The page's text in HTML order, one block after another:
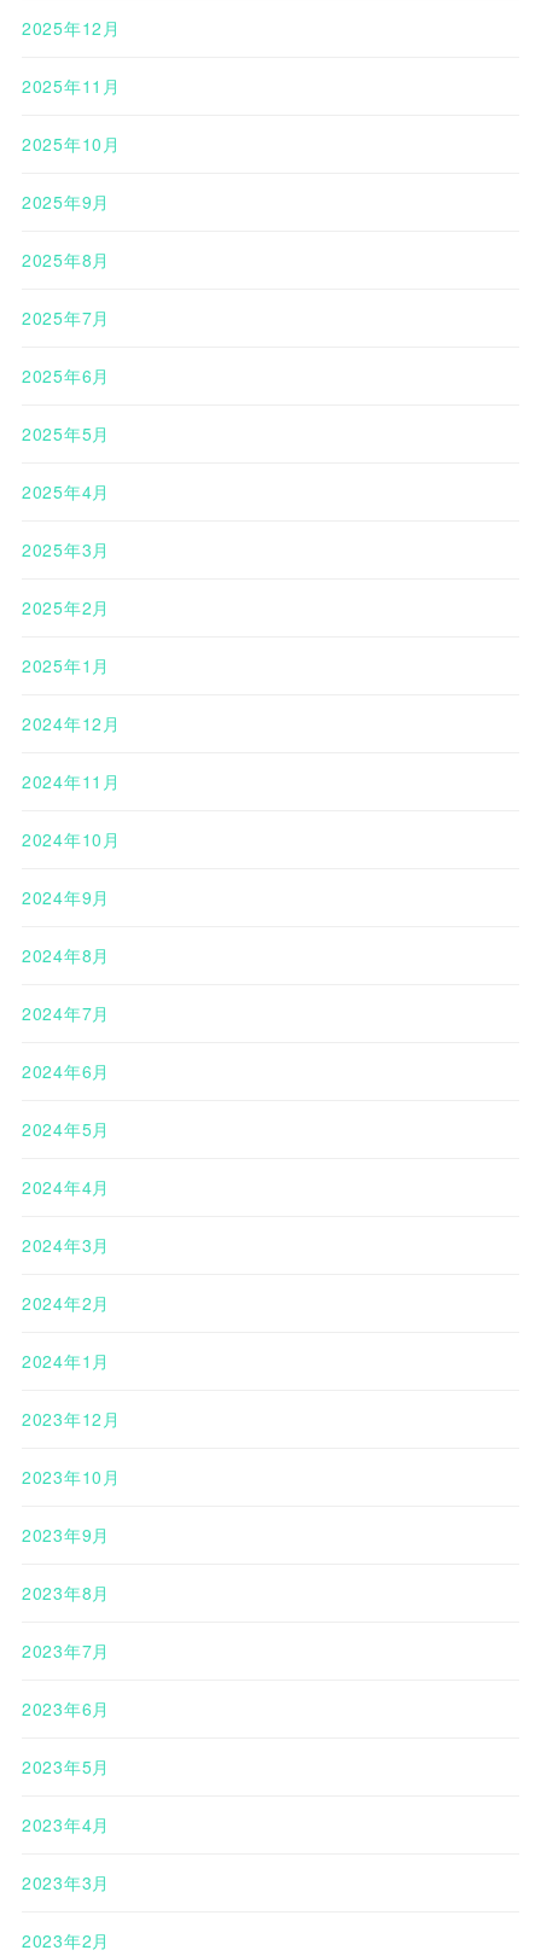
2025年12月
2025年11月
2025年10月
2025年9月
2025年8月
2025年7月
2025年6月
2025年5月
2025年4月
2025年3月
2025年2月
2025年1月
2024年12月
2024年11月
2024年10月
2024年9月
2024年8月
2024年7月
2024年6月
2024年5月
2024年4月
2024年3月
2024年2月
2024年1月
2023年12月
2023年10月
2023年9月
2023年8月
2023年7月
2023年6月
2023年5月
2023年4月
2023年3月
2023年2月